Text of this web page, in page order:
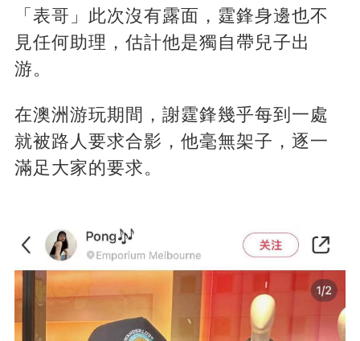
「表哥」此次沒有露面，霆鋒身邊也不
見任何助理，估計他是獨自帶兒子出
游。
在澳洲游玩期間，謝霆鋒幾乎每到一處
就被路人要求合影，他毫無架子，逐一
滿足大家的要求。